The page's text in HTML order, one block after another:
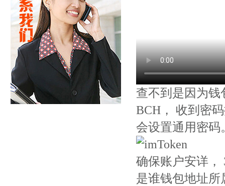
查不到是因为钱
BCH， 收到密
会设置通用密码
确保账户安详，
是谁钱包地址所